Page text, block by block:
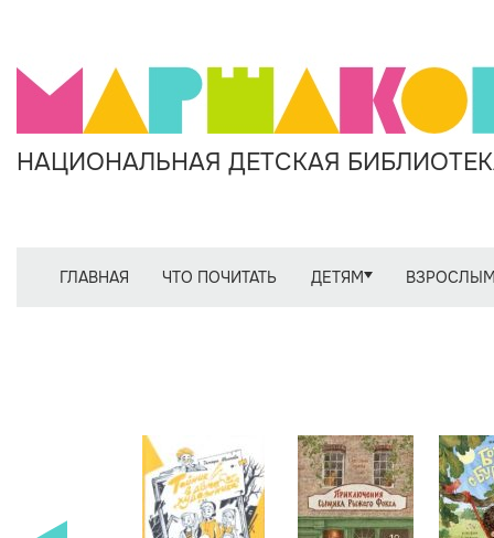
НАЦИОНАЛЬНАЯ ДЕТСКАЯ
ГЛАВНАЯ ЧТО ПОЧИТАТЬ ДЕТЯМ